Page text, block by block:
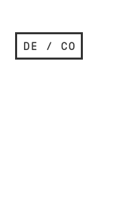
DE / CO